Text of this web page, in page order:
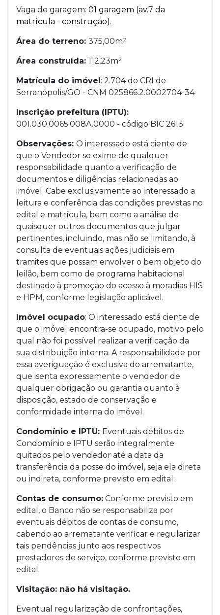
Vaga de garagem: 01 garagem (av.7 da
matrícula - construção).
Área do terreno: 375,00m²
Área construída: 112,23m²
Matrícula do imóvel : 2.704 do CRI de
Serranópolis/GO - CNM 025866.2.0002704-34
Inscrição prefeitura (IPTU):
001.030.0065.008A.0000 - código BIC 2613
Observações: O interessado está ciente de
que o Vendedor se exime de qualquer
responsabilidade quanto a verificação de
documentos e diligências relacionadas ao
imóvel. Cabe exclusivamente ao interessado a
leitura e conferência das condições previstas no
edital e matrícula, bem como a análise de
quaisquer outros documentos que julgar
pertinentes, incluindo, mas não se limitando, à
consulta de eventuais ações judiciais em
tramites que possam envolver o bem objeto do
leilão, bem como de programa habitacional
destinado à promoção do acesso à moradias HIS
e HPM, conforme legislação aplicável.
Imóvel ocupado: O interessado está ciente de
que o imóvel encontra-se ocupado, motivo pelo
qual não foi possível realizar a verificação da
sua distribuição interna. A responsabilidade por
essa averiguação é exclusiva do arrematante,
que isenta expressamente o vendedor de
qualquer obrigação ou garantia quanto à
disposição, estado de conservação e
conformidade interna do imóvel.
Condomínio e IPTU: Eventuais débitos de
Condomínio e IPTU serão integralmente
quitados pelo vendedor até a data da
transferência da posse do imóvel, seja ela direta
ou indireta, conforme previsto em edital.
Contas de consumo: Conforme previsto em
edital, o Banco não se responsabiliza por
eventuais débitos de contas de consumo,
cabendo ao arrematante verificar e regularizar
tais pendências junto aos respectivos
prestadores de serviço, conforme previsto em
edital.
Visitação: não há visitação.
Eventual regularização de confrontações,